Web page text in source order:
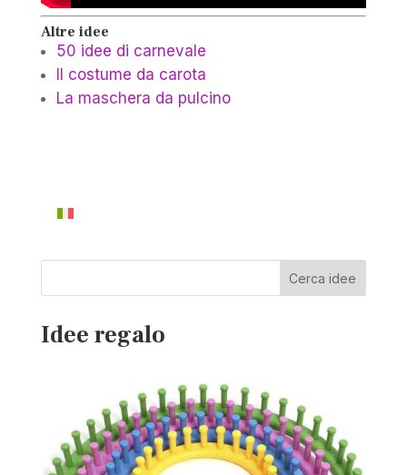
Altre idee
50 idee di carnevale
Il costume da carota
La maschera da pulcino
Cerca idee
Idee regalo